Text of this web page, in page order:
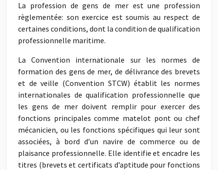
La profession de gens de mer est une profession
règlementée: son exercice est soumis au respect de
certaines conditions, dont la condition de qualification
professionnelle maritime.
La Convention internationale sur les normes de
formation des gens de mer, de délivrance des brevets
et de veille (Convention STCW) établit les normes
internationales de qualification professionnelle que
les gens de mer doivent remplir pour exercer des
fonctions principales comme matelot pont ou chef
mécanicien, ou les fonctions spécifiques qui leur sont
associées, à bord d’un navire de commerce ou de
plaisance professionnelle. Elle identifie et encadre les
titres (brevets et certificats d’aptitude pour fonctions